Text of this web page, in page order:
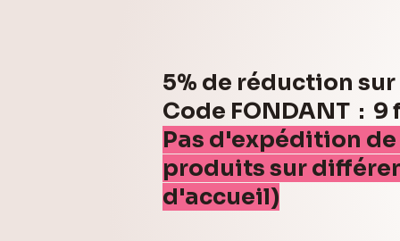
5% de réduction
Code FONDANT : 9
Pas d'expédition
produits sur
d'accueil)